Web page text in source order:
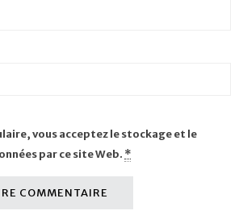
vous acceptez le stockage et le
par ce site Web. *